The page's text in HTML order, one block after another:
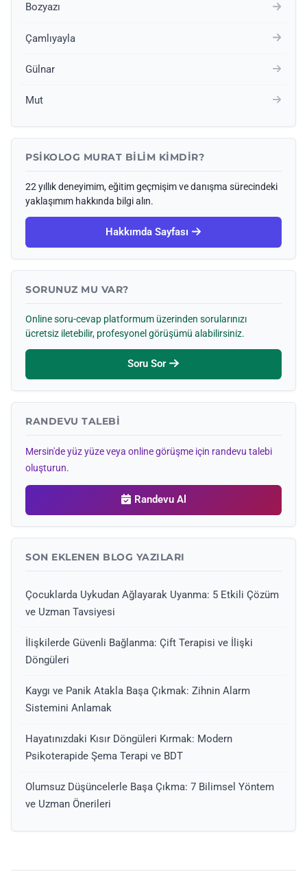
Bozyazı
Çamlıyayla
Gülnar
Mut
PSIKOLOG MURAT BILIM KIMDIR?
22 yıllık deneyimim, eğitim geçmişim ve danışma sürecindeki
yaklaşımım hakkında bilgi alın.
Hakkımda Sayfası
SORUNUZ MU VAR?
Online soru-cevap platformum üzerinden sorularınızı
ücretsiz iletebilir, profesyonel görüşümü alabilirsiniz.
Soru Sor
RANDEVU TALEBI
Mersin'de yüz yüze veya online görüşme için randevu talebi
oluşturun.
Randevu Al
SON EKLENEN BLOG YAZILARI
Çocuklarda Uykudan Ağlayarak Uyanma: 5 Etkili Çözüm
ve Uzman Tavsiyesi
İlişkilerde Güvenli Bağlanma: Çift Terapisi ve İlişki
Döngüleri
Kaygı ve Panik Atakla Başa Çıkmak: Zihnin Alarm
Sistemini Anlamak
Hayatınızdaki Kısır Döngüleri Kırmak: Modern
Psikoterapide Şema Terapi ve BDT
Olumsuz Düşüncelerle Başa Çıkma: 7 Bilimsel Yöntem
ve Uzman Önerileri